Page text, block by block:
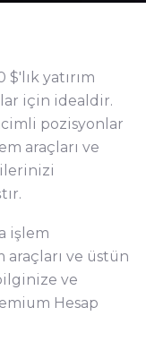
yatırım
için idealdir.
pozisyonlar
araçları ve
işlem
ve üstün
ve
Hesap